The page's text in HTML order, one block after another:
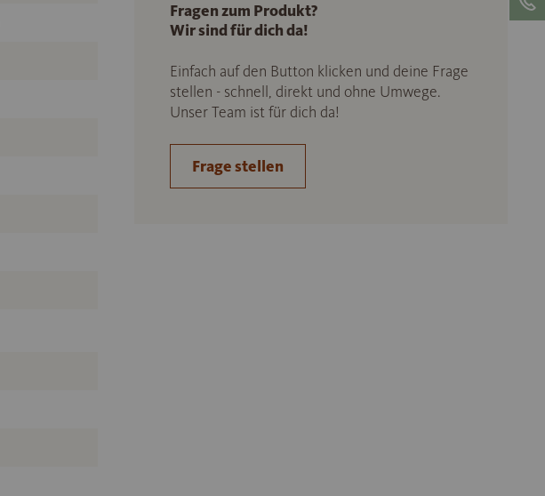
Fragen zum Produkt?
Wir sind für dich da!
Einfach auf den Button klicken und deine Frage
stellen - schnell, direkt und ohne Umwege.
Unser Team ist für dich da!
Frage stellen